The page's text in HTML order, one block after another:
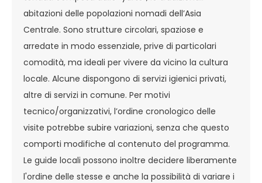
abitazioni delle popolazioni nomadi dell’Asia
Centrale. Sono strutture circolari, spaziose e
arredate in modo essenziale, prive di particolari
comodità, ma ideali per vivere da vicino la cultura
locale. Alcune dispongono di servizi igienici privati,
altre di servizi in comune. Per motivi
tecnico/organizzativi, l’ordine cronologico delle
visite potrebbe subire variazioni, senza che questo
comporti modifiche al contenuto del programma.
Le guide locali possono inoltre decidere liberamente
l'ordine delle stesse e anche la possibilità di variare i